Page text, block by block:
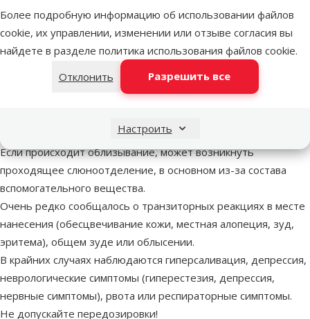
Более подробную информацию об использовании файлов
cookie, их управлении, изменении или отзыве согласия вы
найдете в разделе политика использования файлов cookie.
Отклонить
Разрешить все
Настроить
Обработанных животных нельзя гладить до тех пор, пока
место нанесения не высохнет, а детям нельзя разрешать
играть со свежеобработанными животными.
Поэтому рекомендуется лечить животных не днем, а
ранним вечером и не допускать недавно пролеченных
животных спать с хозяевами, особенно с детьми.
ВОЗМОЖНЫЕ ПОБОЧНЫЕ ЭФФЕКТЫ
Если происходит облизывание, может возникнуть
проходящее слюноотделение, в основном из-за состава
вспомогательного вещества.
Очень редко сообщалось о транзиторных реакциях в месте
нанесения (обесцвечивание кожи, местная алопеция, зуд,
эритема), общем зуде или облысении.
В крайних случаях наблюдаются гиперсаливация, депрессия,
неврологические симптомы (гиперестезия, депрессия,
нервные симптомы), рвота или респираторные симптомы.
Не допускайте передозировки!